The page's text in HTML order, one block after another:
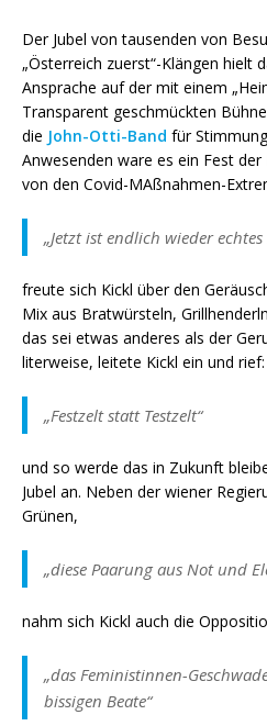
Der Jubel von tausenden von
„Österreich zuerst“-Klängen hielt
Ansprache auf der mit einem
Transparent geschmückten
die John-Otti-Band für
Anwesenden ware es ein Fest der
von den Covid-MAßnahmen-
„Jetzt ist endlich wieder
freute sich Kickl über den
Mix aus Bratwürsteln,
das sei etwas anderes als der
literweise, leitete Kickl ein und rief:
„Festzelt statt Testzelt“
und so werde das in Zukunft
Jubel an. Neben der wiener
Grünen,
„diese Paarung aus Not und
nahm sich Kickl auch die
„das Feministinnen-
bissigen Beate“